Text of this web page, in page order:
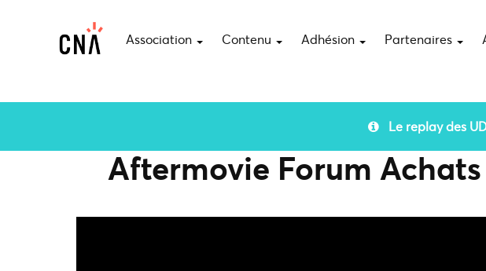
Association Contenu Adhésion Partenaires
Le replay des
Aftermovie Forum